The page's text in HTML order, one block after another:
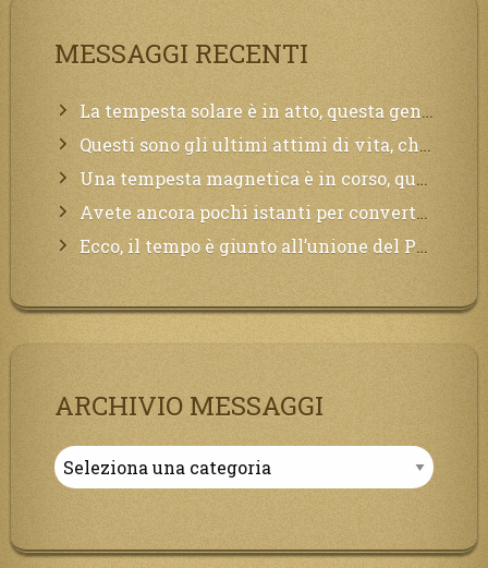
MESSAGGI RECENTI
La tempesta solare è in atto, questa generazione soffrirà molto, la Terra arderà, l’acqua sarà contaminata, il cibo non sarà più nelle vostre mense.
Questi sono gli ultimi attimi di vita, chi si vuole salvare Mi chiami in suo aiuto.
Una tempesta magnetica è in corso, questa generazione patirà. Il black out non tarderà ad arrivare e tutta la Terra sarà oscurata.
Avete ancora pochi istanti per convertirvi, non perdete tempo, la sciagura arriverà all’improvviso e per chi non si sarà preparato saranno dolori.
Ecco, il tempo è giunto all’unione del Padre con il figlio, non avete che da attendere pochissimo.
ARCHIVIO MESSAGGI
Archivio
Messaggi